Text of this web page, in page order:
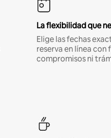
La flexibilidad que
Elige las fechas
reserva en línea con
compromisos ni